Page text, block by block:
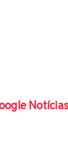
Notícias